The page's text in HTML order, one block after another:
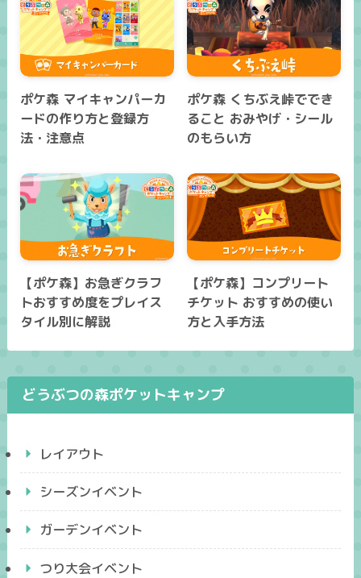
ポケ森 マイキャンパーカ
ードの作り方と登録方
法・注意点
ポケ森 くちぶえ峠ででき
ること おみやげ・シール
のもらい方
【ポケ森】お急ぎクラフ
トおすすめ度をプレイス
タイル別に解説
【ポケ森】コンプリート
チケット おすすめの使い
方と入手方法
どうぶつの森ポケットキャンプ
レイアウト
シーズンイベント
ガーデンイベント
つり大会イベント